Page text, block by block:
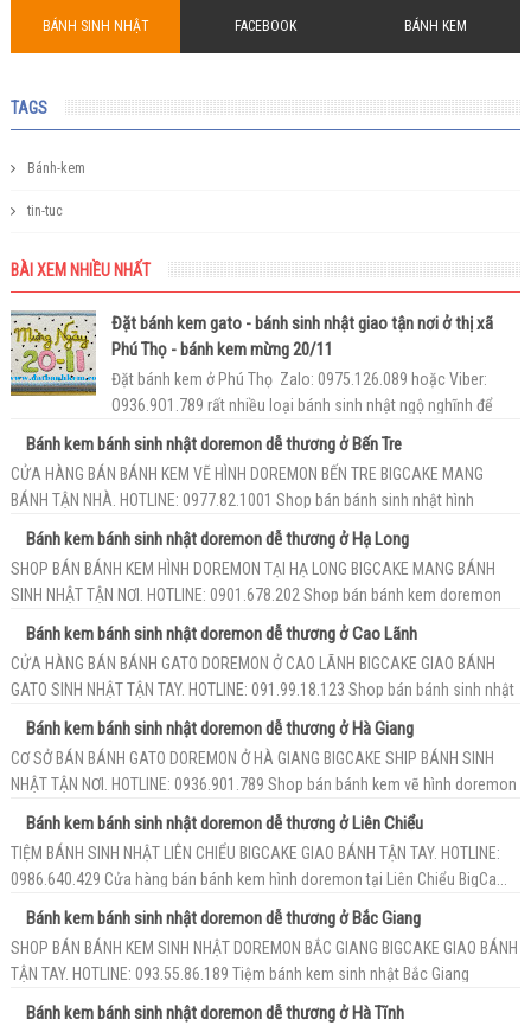
BÁNH SINH NHẬT FACEBOOK BÁNH KEM
TAGS
Bánh-kem
tin-tuc
BÀI XEM NHIỀU NHẤT
Đặt bánh kem gato - bánh sinh nhật giao tận nơi ở thị xã
Phú Thọ - bánh kem mừng 20/11
Đặt bánh kem ở Phú Thọ Zalo: 0975.126.089 hoặc Viber:
O936.9O1.789 rất nhiều loại bánh sinh nhật ngộ nghĩnh để
bạn có thể làm cho bé. Tr...
Bánh kem bánh sinh nhật doremon dễ thương ở Bến Tre
CỬA HÀNG BÁN BÁNH KEM VẼ HÌNH DOREMON BẾN TRE BIGCAKE MANG
BÁNH TẬN NHÀ. HOTLINE: 0977.82.1001 Shop bán bánh sinh nhật hình
Bánh kem bánh sinh nhật doremon dễ thương ở Hạ Long
SHOP BÁN BÁNH KEM HÌNH DOREMON TẠI HẠ LONG BIGCAKE MANG BÁNH
SINH NHẬT TẬN NƠI. HOTLINE: 0901.678.202 Shop bán bánh kem doremon
Bánh kem bánh sinh nhật doremon dễ thương ở Cao Lãnh
CỬA HÀNG BÁN BÁNH GATO DOREMON Ở CAO LÃNH BIGCAKE GIAO BÁNH
GATO SINH NHẬT TẬN TAY. HOTLINE: 091.99.18.123 Shop bán bánh sinh nhật
Bánh kem bánh sinh nhật doremon dễ thương ở Hà Giang
CƠ SỞ BÁN BÁNH GATO DOREMON Ở HÀ GIANG BIGCAKE SHIP BÁNH SINH
NHẬT TẬN NƠI. HOTLINE: 0936.901.789 Shop bán bánh kem vẽ hình doremon
Bánh kem bánh sinh nhật doremon dễ thương ở Liên Chiểu
TIỆM BÁNH SINH NHẬT LIÊN CHIỂU BIGCAKE GIAO BÁNH TẬN TAY. HOTLINE:
0986.640.429 Cửa hàng bán bánh kem hình doremon tại Liên Chiểu BigCa...
Bánh kem bánh sinh nhật doremon dễ thương ở Bắc Giang
SHOP BÁN BÁNH KEM SINH NHẬT DOREMON BẮC GIANG BIGCAKE GIAO BÁNH
TẬN TAY. HOTLINE: 093.55.86.189 Tiệm bánh kem sinh nhật Bắc Giang
Bánh kem bánh sinh nhật doremon dễ thương ở Hà Tĩnh